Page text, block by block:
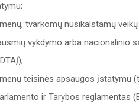
tvarkomų nusikalstamų
vykdymo arba nacionalinio
teisinės apsaugos įstatymu
ir Tarybos reglamentas